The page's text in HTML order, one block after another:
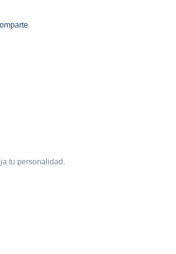
tu personalidad.